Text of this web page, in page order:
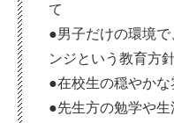
て
●男子だけの環境
ンジという教育方
●在校生の穏やかな
●先生方の勉学や